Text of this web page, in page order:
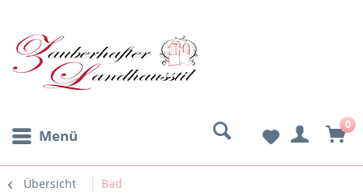
Menü
0
Übersicht Bad